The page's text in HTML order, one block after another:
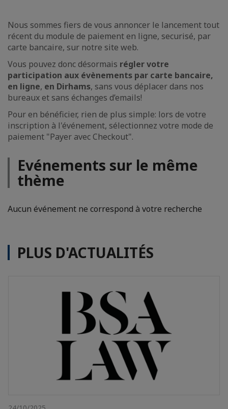
Nous sommes fiers de vous annoncer le lancement tout
récent du module de paiement en ligne, securisé, par
carte bancaire, sur notre site web.
Vous pouvez donc désormais régler votre
participation aux évènements par carte bancaire,
en ligne, en Dirhams, sans vous déplacer dans nos
bureaux et sans échanges d’emails!
Pour en bénéficier, rien de plus simple: lors de votre
inscription à l'événement, sélectionnez votre mode de
paiement "Payer avec Checkout".
Evénements sur le même
thème
Aucun événement ne correspond à votre recherche
PLUS D'ACTUALITÉS